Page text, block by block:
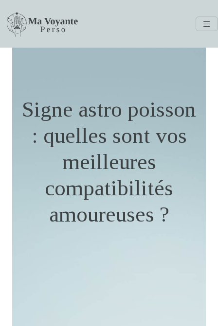
Signe astro poisson
: quelles sont vos
meilleures
compatibilités
amoureuses ?